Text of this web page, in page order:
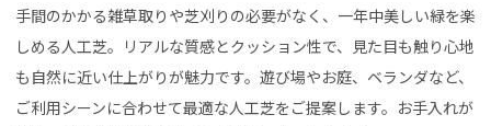
手間のかかる雑草取りや芝刈りの必要がなく、一年中美しい緑を楽
しめる人工芝。リアルな質感とクッション性で、見た目も触り心地
も自然に近い仕上がりが魅力です。遊び場やお庭、ベランダなど、
ご利用シーンに合わせて最適な人工芝をご提案します。お手入れが